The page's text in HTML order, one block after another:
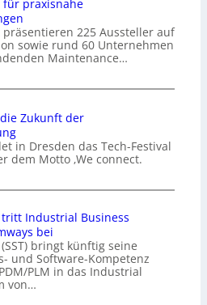
für praxisnahe
225 Aussteller auf
sowie rund 60 Unternehmen
Maintenance…
Zukunft der
in Dresden das Tech-Festival
dem Motto ‚We connect.
tritt Industrial Business
bei
bringt künftig seine
und Software-Kompetenz
PLM in das Industrial
von…